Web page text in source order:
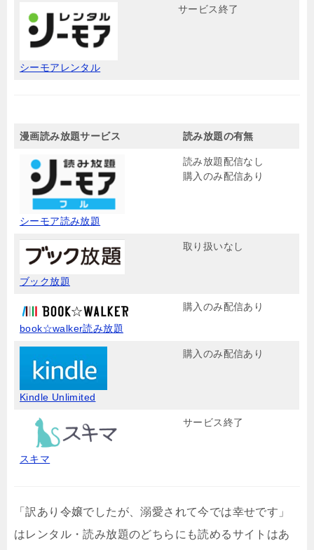
シーモアレンタル
サービス終了
漫画読み放題サービス 読み放題の有無
シーモア読み放題
読み放題配信なし
購入のみ配信あり
ブック放題
取り扱いなし
book☆walker読み放題
購入のみ配信あり
Kindle Unlimited
購入のみ配信あり
スキマ
サービス終了
「訳あり令嬢でしたが、溺愛されて今では幸せです」
はレンタル・読み放題のどちらにも読めるサイトはあ